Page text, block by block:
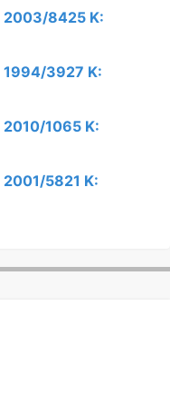
2003/8425 K:
1994/3927 K:
2010/1065 K:
2001/5821 K: